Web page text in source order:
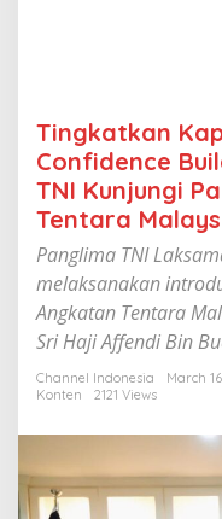
C
o
n
f
i
d
n
c
e
u
d
n
Tingkatkan
Confidence
TNI Kunjungi
Tentara
Panglima TNI
melaksanakan
Angkatan Tentara
Sri Haji Affendi Bin
Channel Indonesia
March
Konten
2121 Views